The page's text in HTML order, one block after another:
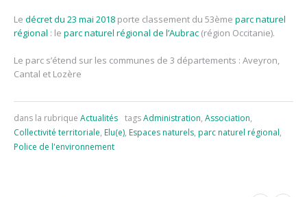
Le décret du 23 mai 2018 porte classement du 53ème parc naturel
régional : le parc naturel régional de l’Aubrac (région Occitanie).
Le parc s’étend sur les communes de 3 départements : Aveyron,
Cantal et Lozère
dans la rubrique Actualités tagsAdministration, Association,
Collectivité territoriale, Elu(e), Espaces naturels, parc naturel régional,
Police de l'environnement